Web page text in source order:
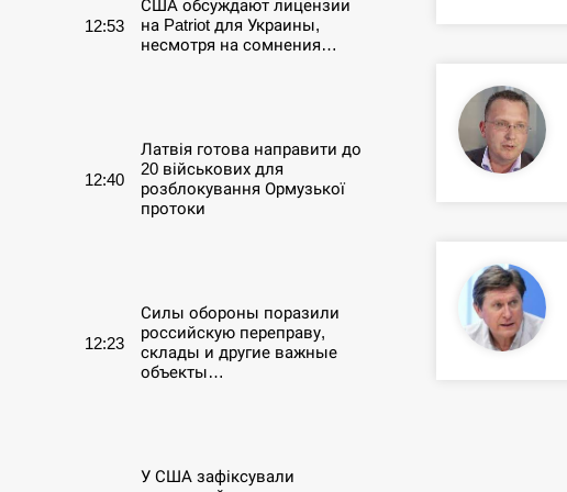
12:53
США обсуждают лицензии
на Patriot для Украины,
несмотря на сомнения…
12:40
Латвія готова направити до
20 військових для
розблокування Ормузької
протоки
12:23
Силы обороны поразили
российскую переправу,
склады и другие важные
объекты…
У США зафіксували